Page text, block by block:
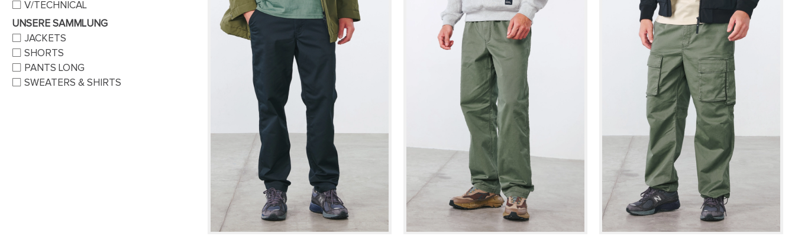
V/TECHNICAL
UNSERE SAMMLUNG
JACKETS
SHORTS
PANTS LONG
SWEATERS & SHIRTS